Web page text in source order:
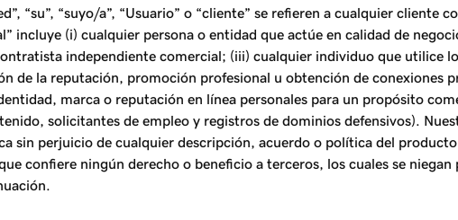
“su”, “suyo/a”, “Usuario” o “cliente” se refieren a cualquier cliente
incluye (i) cualquier persona o entidad que actúe en calidad de
independiente comercial; (iii) cualquier individuo que utilice
de la reputación, promoción profesional u obtención de conexiones
marca o reputación en línea personales para un propósito
solicitantes de empleo y registros de dominios defensivos).
sin perjuicio de cualquier descripción, acuerdo o política del
confiere ningún derecho o beneficio a terceros, los cuales se niegan